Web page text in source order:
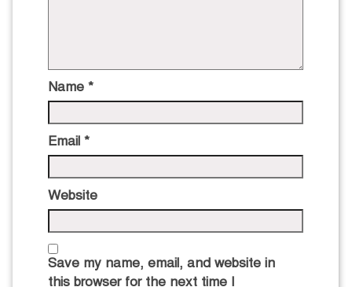
Name *
Email *
Website
Save my name, email, and website in
this browser for the next time I